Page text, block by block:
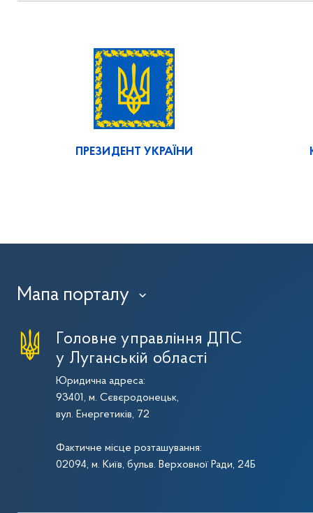
ПРЕЗИДЕНТ УКРАЇНИ
Мапа порталу ›
Головне управління ДПС
у Луганській області
Юридична адреса:
93401, м. Сєвєродонецьк,
вул. Енергетиків, 72
Фактичне місце розташування:
02094, м. Київ, бульв. Верховної Ради, 24Б